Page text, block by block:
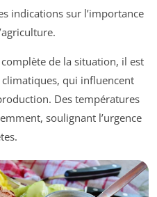
indications sur l’importance
de la situation, il est
qui influencent
Des températures
soulignant l’urgence